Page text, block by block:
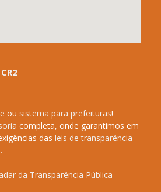
ou sistema para prefeituras!
completa, onde garantimos em
das leis de transparência
da Transparência Pública